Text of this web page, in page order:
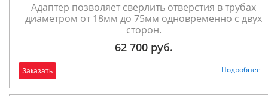
Адаптер позволяет сверлить отверстия в трубах
диаметром от 18мм до 75мм одновременно с двух
сторон.
62 700 руб.
Заказать Подробнее